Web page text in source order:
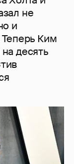
не
и
Ким
десять